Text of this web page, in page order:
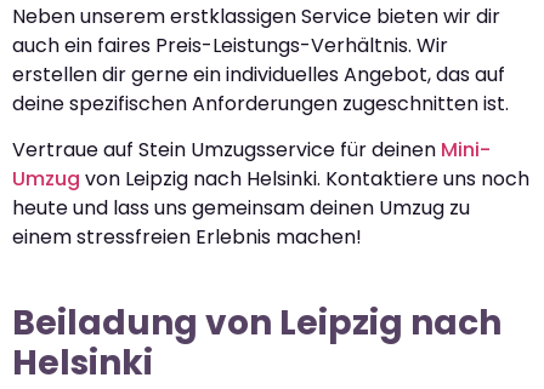
Neben unserem erstklassigen Service bieten wir dir
auch ein faires Preis-Leistungs-Verhältnis. Wir
erstellen dir gerne ein individuelles Angebot, das auf
deine spezifischen Anforderungen zugeschnitten ist.
Vertraue auf Stein Umzugsservice für deinen Mini-
Umzug von Leipzig nach Helsinki. Kontaktiere uns noch
heute und lass uns gemeinsam deinen Umzug zu
einem stressfreien Erlebnis machen!
Beiladung von Leipzig nach
Helsinki